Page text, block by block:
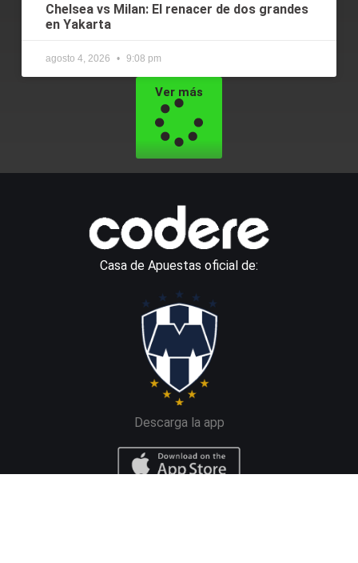
Chelsea vs Milan: El renacer de dos grandes
en Yakarta
agosto 4, 2026 9:08 pm
Ver más
Casa de Apuestas oficial de:
Descarga la app